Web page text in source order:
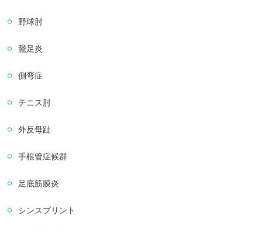
野球肘
鵞足炎
側弯症
テニス肘
外反母趾
手根管症候群
足底筋膜炎
シンスプリント